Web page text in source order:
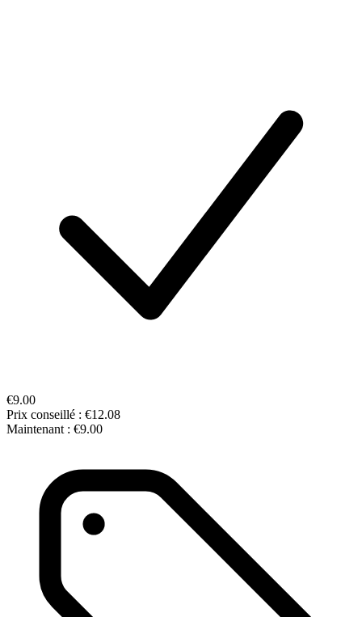
€9.00
Prix conseillé : €12.08
Maintenant : €9.00